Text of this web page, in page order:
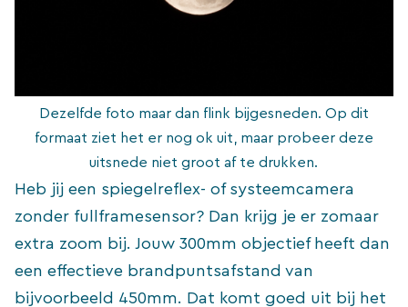
Dezelfde foto maar dan flink bijgesneden. Op dit
formaat ziet het er nog ok uit, maar probeer deze
uitsnede niet groot af te drukken.
Heb jij een spiegelreflex- of systeemcamera
zonder fullframesensor? Dan krijg je er zomaar
extra zoom bij. Jouw 300mm objectief heeft dan
een effectieve brandpuntsafstand van
bijvoorbeeld 450mm. Dat komt goed uit bij het